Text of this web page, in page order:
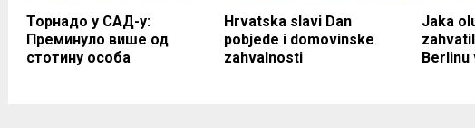
Торнадо у САД-у:
Преминуло више од
стотину особа
Hrvatska slavi Dan
pobjede i domovinske
zahvalnosti
Jaka
Berlinu